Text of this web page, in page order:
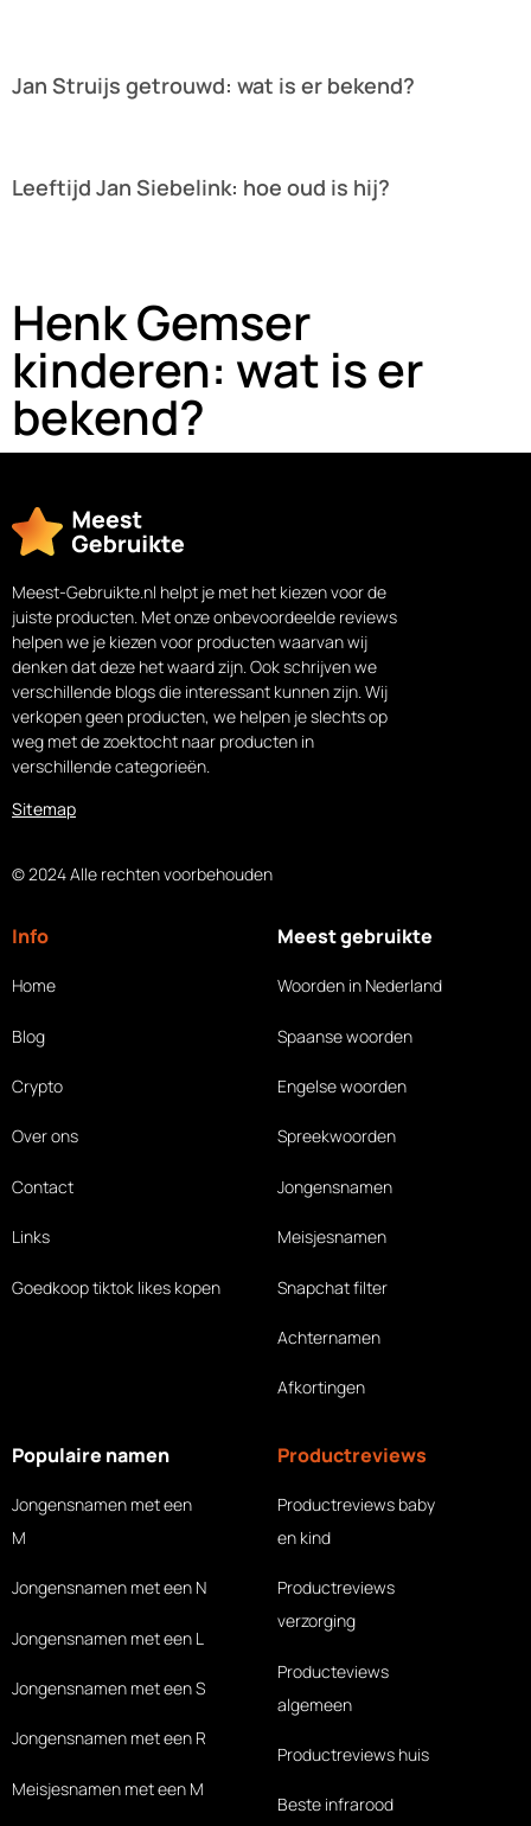
Jan Struijs getrouwd: wat is er bekend?
Leeftijd Jan Siebelink: hoe oud is hij?
Henk Gemser
kinderen: wat is er
bekend?
Meest-Gebruikte.nl helpt je met het kiezen voor de
juiste producten. Met onze onbevoordeelde reviews
helpen we je kiezen voor producten waarvan wij
denken dat deze het waard zijn. Ook schrijven we
verschillende blogs die interessant kunnen zijn. Wij
verkopen geen producten, we helpen je slechts op
weg met de zoektocht naar producten in
verschillende categorieën.
Sitemap
© 2024 Alle rechten voorbehouden
Info
Home
Blog
Crypto
Over ons
Contact
Links
Goedkoop tiktok likes kopen
Meest gebruikte
Woorden in Nederland
Spaanse woorden
Engelse woorden
Spreekwoorden
Jongensnamen
Meisjesnamen
Snapchat filter
Achternamen
Afkortingen
Populaire namen
Jongensnamen met een
M
Jongensnamen met een N
Jongensnamen met een L
Jongensnamen met een S
Jongensnamen met een R
Meisjesnamen met een M
Productreviews
Productreviews baby
en kind
Productreviews
verzorging
Producteviews
algemeen
Productreviews huis
Beste infrarood